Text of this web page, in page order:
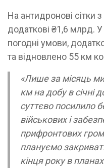
На антидронові сітки
додаткові ₴1,6 млрд.
погодні умови,
та відновлено 55 км
«Лише за місяць
км на добу в січні
суттєво посилило
військових і
прифронтових
плануємо
кінця року в